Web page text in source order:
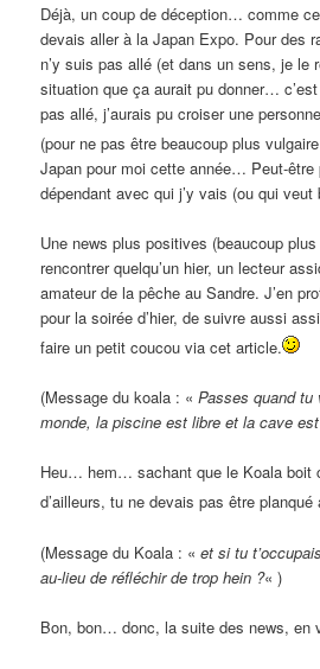
Déjà, un coup de déception… comme
devais aller à la Japan Expo. Pour des
n’y suis pas allé (et dans un sens, je le
situation que ça aurait pu donner…
pas allé, j’aurais pu croiser une
(pour ne pas être beaucoup plus
Japan pour moi cette année… Peut-être
dépendant avec qui j’y vais (ou qui veut
Une news plus positives (beaucoup plus
rencontrer quelqu’un hier, un lecteur
amateur de la pêche au Sandre. J’en
pour la soirée d’hier, de suivre aussi
faire un petit coucou via cet article.
(Message du koala : «Passes quand
monde, la piscine est libre et la cave
Heu… hem… sachant que le Koala boit
d’ailleurs, tu ne devais pas être
(Message du Koala : «et si tu
au-lieu de réfléchir de trop hein ?« )
Bon, bon… donc, la suite des news, en